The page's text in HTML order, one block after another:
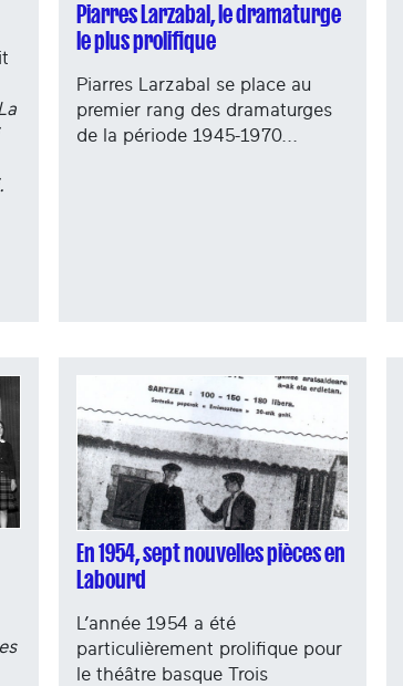
Piarres Larzabal, le dramaturge
le plus prolifique
Piarres Larzabal se place au
premier rang des dramaturges
de la période 1945-1970...
En 1954, sept nouvelles pièces en
Labourd
L’année 1954 a été
particulièrement prolifique pour
le théâtre basque Trois